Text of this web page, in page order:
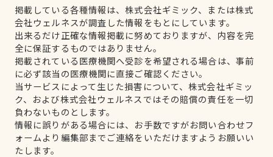
掲載している各種情報は、株式会社ギミック、または株式
会社ウェルネスが調査した情報をもとにしています。
出来るだけ正確な情報掲載に努めておりますが、内容を完
全に保証するものではありません。
掲載されている医療機関へ受診を希望される場合は、事前
に必ず該当の医療機関に直接ご確認ください。
当サービスによって生じた損害について、株式会社ギミッ
ク、および株式会社ウェルネスではその賠償の責任を一切
負わないものとします。
情報に誤りがある場合には、お手数ですがお問い合わせフ
ォームより編集部までご連絡をいただけますようお願いい
たします。